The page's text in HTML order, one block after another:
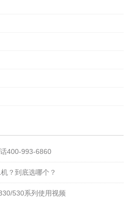
400-993-6860
？到底选哪个？
530系列使用视频